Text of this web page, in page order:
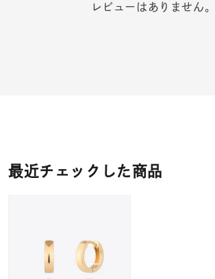
レビューはありません。
最近チェックした商品